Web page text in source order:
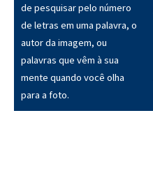
de pesquisar pelo número
de letras em uma palavra, o
autor da imagem, ou
palavras que vêm à sua
mente quando você olha
para a foto.